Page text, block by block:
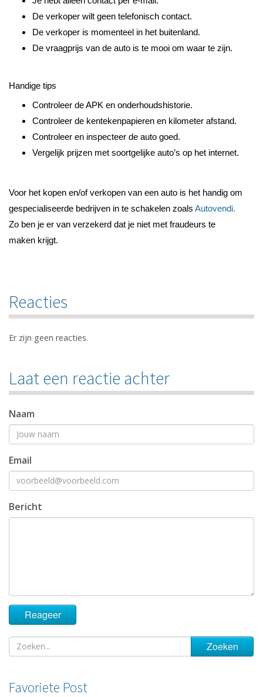
De verkoper wilt geen telefonisch contact.
De verkoper is momenteel in het buitenland.
De vraagprijs van de auto is te mooi om waar te zijn.
Handige tips
Controleer de APK en onderhoudshistorie.
Controleer de kentekenpapieren en kilometer afstand.
Controleer en inspecteer de auto goed.
Vergelijk prijzen met soortgelijke auto’s op het internet.
Voor het kopen en/of verkopen van een auto is het handig om
gespecialiseerde bedrijven in te schakelen zoals Autovendi.
Zo ben je er van verzekerd dat je niet met fraudeurs te
maken krijgt.
Reacties
Er zijn geen reacties.
Laat een reactie achter
Naam
Email
Bericht
Favoriete Post